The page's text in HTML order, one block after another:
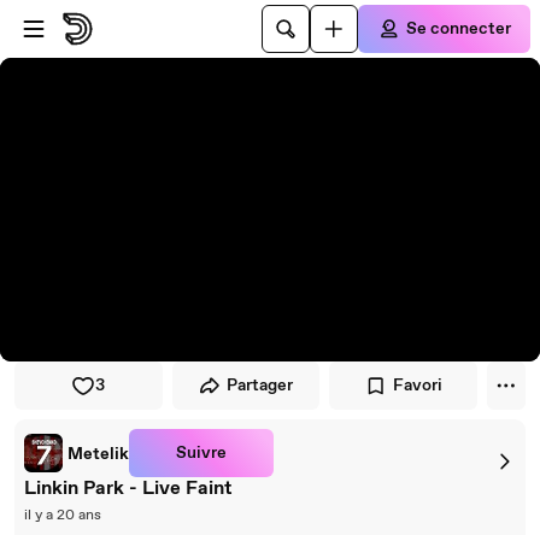
Passer au player
Passer au contenu principal
Se connecter
3 Partager Favori
Metelik Suivre
Linkin Park - Live Faint
il y a 20 ans